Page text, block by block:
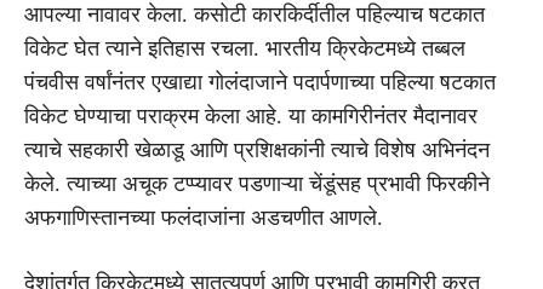
आपल्या नावावर केला. कसोटी कारकिर्दीतील पहिल्याच षटकात
विकेट घेत त्याने इतिहास रचला. भारतीय क्रिकेटमध्ये तब्बल
पंचवीस वर्षांनंतर एखाद्या गोलंदाजाने पदार्पणाच्या पहिल्या षटकात
विकेट घेण्याचा पराक्रम केला आहे. या कामगिरीनंतर मैदानावर
त्याचे सहकारी खेळाडू आणि प्रशिक्षकांनी त्याचे विशेष अभिनंदन
केले. त्याच्या अचूक टप्प्यावर पडणाऱ्या चेंडूंसह प्रभावी फिरकीने
अफगाणिस्तानच्या फलंदाजांना अडचणीत आणले.
देशांतर्गत क्रिकेटमध्ये सातत्यपूर्ण आणि प्रभावी कामगिरी करत